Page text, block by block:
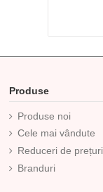
Produse
Produse noi
Cele mai vândute
Reduceri de prețuri
Branduri